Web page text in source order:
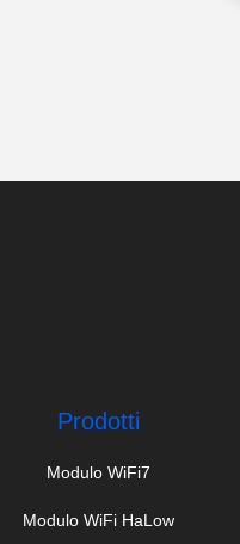
Prodotti
Modulo WiFi7
Modulo WiFi HaLow